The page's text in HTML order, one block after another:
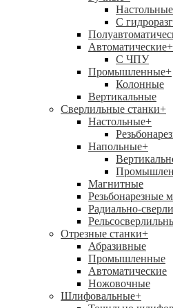
Настольные
С
Автоматические+
С ЧПУ
Промышленные+
Колонные
Вертикальные
Сверлильные станки+
Настольные+
Напольные+
Магнитные
Резьбонарезные
Радиально-
Отрезные станки+
Абразивные
Промышленные
Автоматические
Ножовочные
Шлифовальные+